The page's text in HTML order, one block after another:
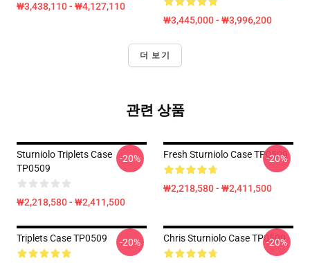
₩3,438,110 - ₩4,127,110
₩3,445,000 - ₩3,996,200
더 보기
관련 상품
Sturniolo Triplets Case
TP0509
₩2,218,580 - ₩2,411,500
-20% Fresh Sturniolo Case TP0509
₩2,218,580 - ₩2,411,500
-20%
Triplets Case TP0509 -20% Chris Sturniolo Case TP0509
-20%